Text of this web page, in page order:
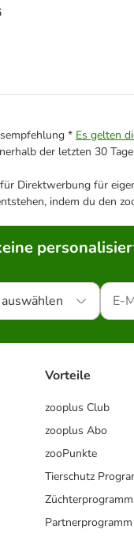
* Es gelten
der letzten 30
Direktwerbung für
indem du den
Vorteile
zooplus Club
zooplus Abo
zooPunkte
Tierschutz
Züchterprogramm
Partnerprogramm